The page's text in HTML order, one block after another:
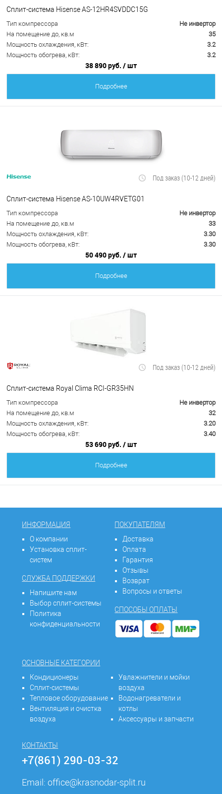
Сплит-система Hisense AS-12HR4SVDDC15G
Тип компрессора
Не инвертор
На помещение до, кв.м
35
Мощность охлаждения, кВт:
3.2
Мощность обогрева, кВт:
3.2
38 890 руб. / шт
Подробнее
Под заказ (10-12 дней)
Сплит-система Hisense AS-10UW4RVETG01
Тип компрессора
Не инвертор
На помещение до, кв.м
33
Мощность охлаждения, кВт:
3.30
Мощность обогрева, кВт:
3.30
50 490 руб. / шт
Подробнее
Под заказ (10-12 дней)
Сплит-система Royal Clima RCI-GR35HN
Тип компрессора
Не инвертор
На помещение до, кв.м
32
Мощность охлаждения, кВт:
3.20
Мощность обогрева, кВт:
3.40
53 690 руб. / шт
Подробнее
ИНФОРМАЦИЯ
О компании
Установка сплит-
систем
СЛУЖБА ПОДДЕРЖКИ
Напишите нам
Выбор сплит-системы
Политика
конфиденциальности
ПОКУПАТЕЛЯМ
Доставка
Оплата
Гарантия
Отзывы
Возврат
Вопросы и ответы
СПОСОБЫ ОПЛАТЫ
ОСНОВНЫЕ КАТЕГОРИИ
Кондиционеры
Сплит-системы
Тепловое оборудование
Вентиляция и очистка
воздуха
Увлажнители и мойки
воздуха
Водонагреватели и
котлы
Аксессуары и запчасти
КОНТАКТЫ
+7(861) 290-03-32
Email:office@krasnodar-split.ru